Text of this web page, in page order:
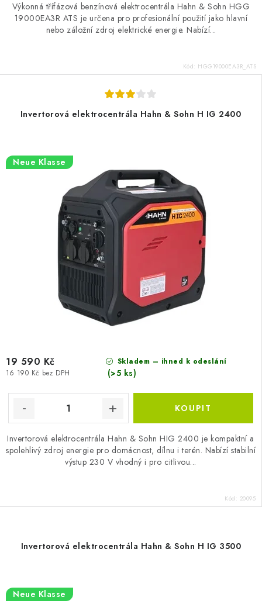
Výkonná třífázová benzínová elektrocentrála Hahn & Sohn HGG
19000EA3R ATS je určena pro profesionální použití jako hlavní
nebo záložní zdroj elektrické energie. Nabízí...
Kód: HGG19000EA3R_ATS
Invertorová elektrocentrála Hahn & Sohn H IG 2400
Neue Klasse
Skladem – ihned k odeslání
(>5 ks)
16 190 Kč bez DPH
19 590 Kč
Invertorová elektrocentrála Hahn & Sohn HIG 2400 je kompaktní a
spolehlivý zdroj energie pro domácnost, dílnu i terén. Nabízí stabilní
výstup 230 V vhodný i pro citlivou...
Kód: 20095
Invertorová elektrocentrála Hahn & Sohn H IG 3500
Neue Klasse